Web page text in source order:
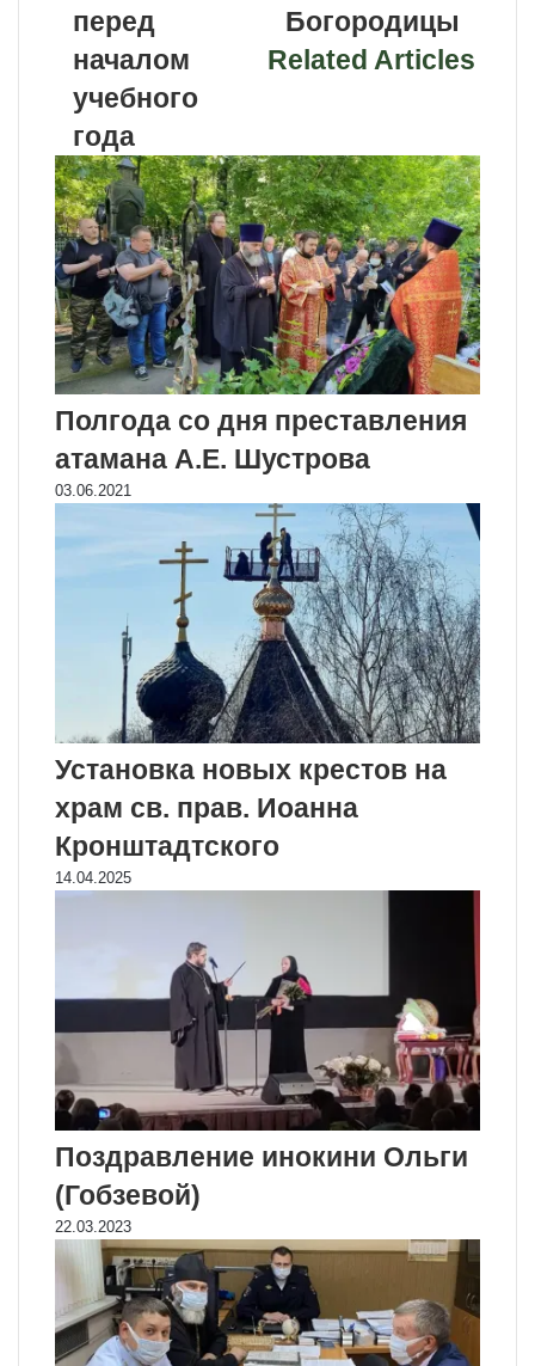
перед
началом
учебного
года
Богородицы
Related Articles
Полгода со дня преставления
атамана А.Е. Шустрова
03.06.2021
Установка новых крестов на
храм св. прав. Иоанна
Кронштадтского
14.04.2025
Поздравление инокини Ольги
(Гобзевой)
22.03.2023